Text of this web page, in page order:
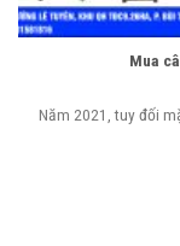
Mua
Năm 2021, tuy đối